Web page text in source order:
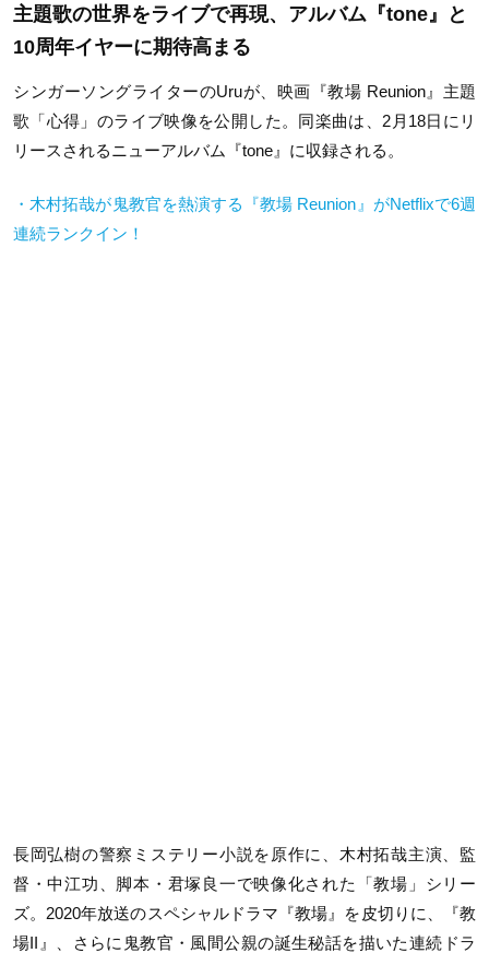
主題歌の世界をライブで再現、アルバム『tone』と
10周年イヤーに期待高まる
シンガーソングライターのUruが、映画『教場 Reunion』主題
歌「心得」のライブ映像を公開した。同楽曲は、2月18日にリ
リースされるニューアルバム『tone』に収録される。
・木村拓哉が鬼教官を熱演する『教場 Reunion』がNetflixで6週
連続ランクイン！
長岡弘樹の警察ミステリー小説を原作に、木村拓哉主演、監
督・中江功、脚本・君塚良一で映像化された「教場」シリー
ズ。2020年放送のスペシャルドラマ『教場』を皮切りに、『教
場II』、さらに鬼教官・風間公親の誕生秘話を描いた連続ドラ